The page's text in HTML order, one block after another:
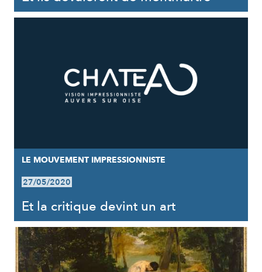
LE MOUVEMENT IMPRESSIONNISTE
27/05/2020
Et la critique devint un art